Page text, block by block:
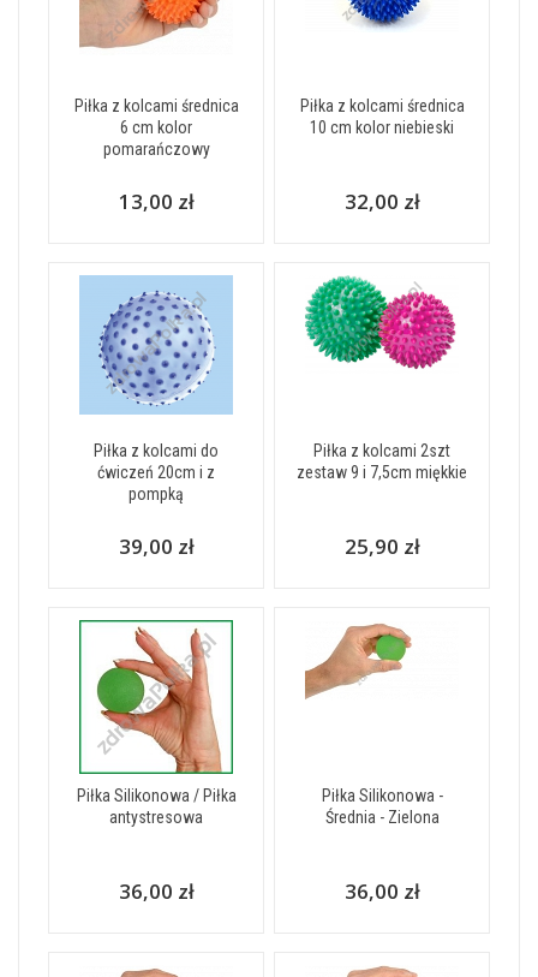
Piłka z kolcami średnica
6 cm kolor
pomarańczowy
13,00 zł
Piłka z kolcami średnica
10 cm kolor niebieski
32,00 zł
Piłka z kolcami do
ćwiczeń 20cm i z
pompką
39,00 zł
Piłka z kolcami 2szt
zestaw 9 i 7,5cm miękkie
25,90 zł
Piłka Silikonowa / Piłka
antystresowa
36,00 zł
Piłka Silikonowa -
Średnia - Zielona
36,00 zł